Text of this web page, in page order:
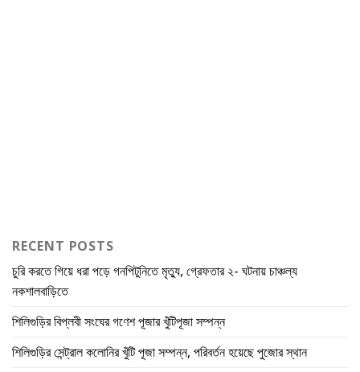
RECENT POSTS
চুরি করতে গিয়ে ধরা পড়ে গনপিটুনিতে মৃত্যু, গ্রেফতার ২- ঘটনায় চাঞ্চল্য
নকশালবাড়িতে
শিলিগুড়ির বিপ্লবী সংঘের গণেশ পূজার খুঁটিপূজা সম্পন্ন
শিলিগুড়ির সেন্ট্রাল কলোনির খুঁটি পূজা সম্পন্ন, পরিবর্তন হয়েছে পুজোর স্থান